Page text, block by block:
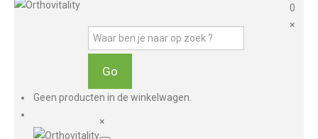
0
×
Geen producten in de winkelwagen.
×